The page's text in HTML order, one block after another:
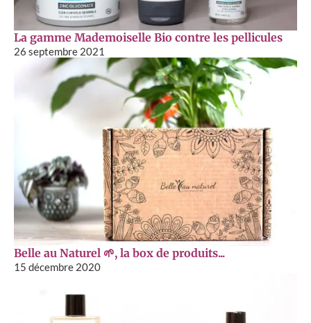
La gamme Mademoiselle Bio contre les pellicules
26 septembre 2021
Belle au Naturel 🌱, la box de produits...
15 décembre 2020